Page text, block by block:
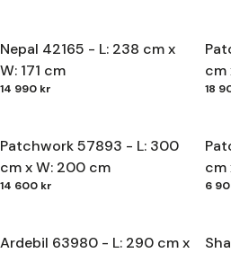
Nepal 42165 - L: 238 cm x
W: 171 cm
14 990 kr
cm
18
Patchwork 57893 - L: 300
cm x W: 200 cm
14 600 kr
cm
6
Ardebil 63980 - L: 290 cm x